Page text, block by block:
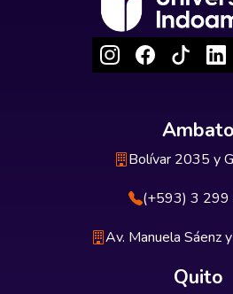
Ambato
Bolívar 2035 y
(+593) 3
Av. Manuela Sáenz
Quito